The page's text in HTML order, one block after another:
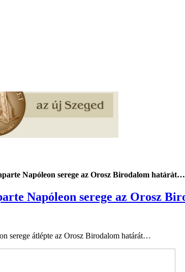
Napóleon serege az Orosz Birodalom határát…
Napóleon serege az Orosz
serege átlépte az Orosz Birodalom határát…